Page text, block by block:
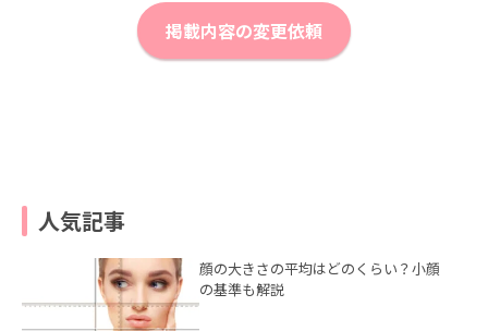
掲載内容の変更依頼
人気記事
顔の大きさの平均はどのくらい？小顔
の基準も解説